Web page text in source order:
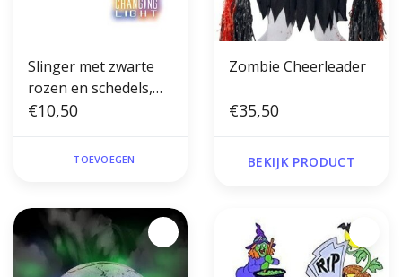
Slinger met zwarte
rozen en schedels,
180cm
€10,50
TOEVOEGEN
Zombie Cheerleader
€35,50
BEKIJK PRODUCT